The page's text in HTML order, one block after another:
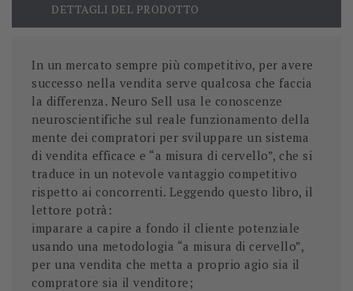
DETTAGLI DEL PRODOTTO
In un mercato sempre più competitivo, per avere
successo nella vendita serve qualcosa che faccia
la differenza. Neuro Sell usa le conoscenze
neuroscientifiche sul reale funzionamento della
mente dei compratori per sviluppare un sistema
di vendita efficace e “a misura di cervello”, che si
traduce in un notevole vantaggio competitivo
rispetto ai concorrenti. Leggendo questo libro, il
lettore potrà:
imparare a capire a fondo il cliente potenziale
usando una metodologia “a misura di cervello”,
per una vendita che metta a proprio agio sia il
compratore sia il venditore;